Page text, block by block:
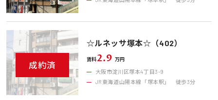
成約済
☆ルネッサ塚本☆（402）
賃料2.9 万円
大阪市淀川区塚本4丁目3-9
JR東海道山陽本線「塚本駅」 徒歩3分